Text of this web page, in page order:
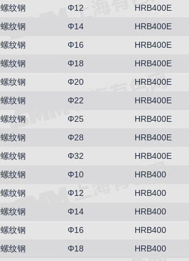
螺纹钢
Φ12 HRB400E
螺纹钢
Φ14 HRB400E
螺纹钢
Φ16 HRB400E
螺纹钢
Φ18 HRB400E
螺纹钢
Φ20 HRB400E
螺纹钢
Φ22 HRB400E
螺纹钢
Φ25 HRB400E
螺纹钢
Φ28 HRB400E
螺纹钢
Φ32 HRB400E
螺纹钢
Φ10 HRB400
螺纹钢
Φ12 HRB400
螺纹钢
Φ14 HRB400
螺纹钢
Φ16 HRB400
螺纹钢
Φ18 HRB400